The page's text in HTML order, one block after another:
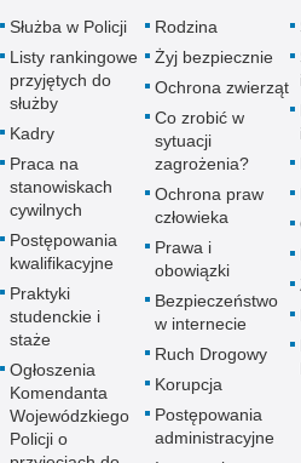
Służba w Policji
Listy rankingowe
przyjętych do
służby
Kadry
Praca na
stanowiskach
cywilnych
Postępowania
kwalifikacyjne
Praktyki
studenckie i
staże
Ogłoszenia
Komendanta
Wojewódzkiego
Policji o
Rodzina
Żyj bezpiecznie
Ochrona zwierząt
Co zrobić w
sytuacji
zagrożenia?
Ochrona praw
człowieka
Prawa i
obowiązki
Bezpieczeństwo
w internecie
Ruch Drogowy
Korupcja
Postępowania
administracyjne